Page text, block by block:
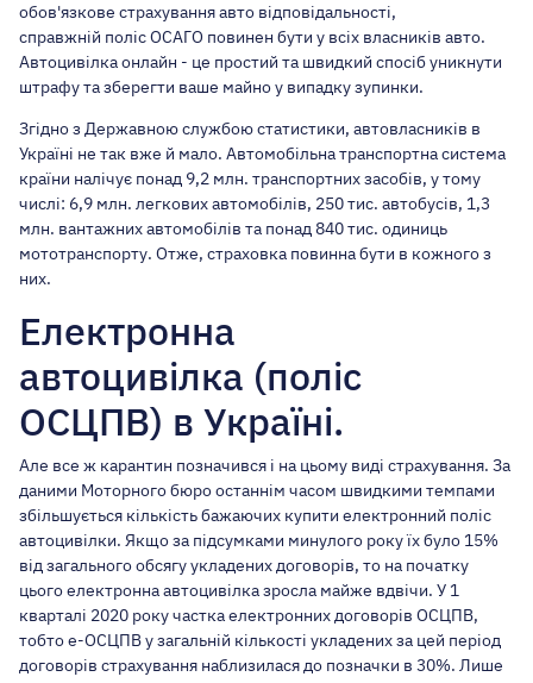
обов'язкове страхування авто відповідальності,
справжній поліс ОСАГО повинен бути у всіх власників авто.
Автоцивілка онлайн - це простий та швидкий спосіб уникнути
штрафу та зберегти ваше майно у випадку зупинки.
Згідно з Державною службою статистики, автовласників в
Україні не так вже й мало. Автомобільна транспортна система
країни налічує понад 9,2 млн. транспортних засобів, у тому
числі: 6,9 млн. легкових автомобілів, 250 тис. автобусів, 1,3
млн. вантажних автомобілів та понад 840 тис. одиниць
мототранспорту. Отже, страховка повинна бути в кожного з
них.
Електронна
автоцивілка (поліс
ОСЦПВ) в Україні.
Але все ж карантин позначився і на цьому виді страхування. За
даними Моторного бюро останнім часом швидкими темпами
збільшується кількість бажаючих купити електронний поліс
автоцивілки. Якщо за підсумками минулого року їх було 15%
від загального обсягу укладених договорів, то на початку
цього електронна автоцивілка зросла майже вдвічи. У 1
кварталі 2020 року частка електронних договорів ОСЦПВ,
тобто е-ОСЦПВ у загальній кількості укладених за цей період
договорів страхування наблизилася до позначки в 30%. Лише